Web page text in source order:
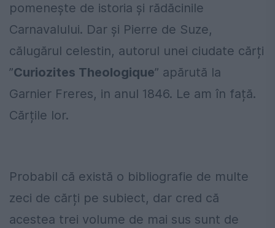
pomenește de istoria și rădăcinile
Carnavalului. Dar și Pierre de Suze,
călugărul celestin, autorul unei ciudate cărți
”Curiozites Theologique” apărută la
Garnier Freres, in anul 1846. Le am în față.
Cărțile lor.
Probabil că există o bibliografie de multe
zeci de cărți pe subiect, dar cred că
acestea trei volume de mai sus sunt de